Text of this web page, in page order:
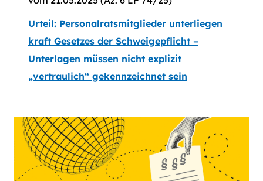
Urteil: Personalratsmitglieder unterliegen
kraft Gesetzes der Schweigepflicht –
Unterlagen müssen nicht explizit
„vertraulich“ gekennzeichnet sein